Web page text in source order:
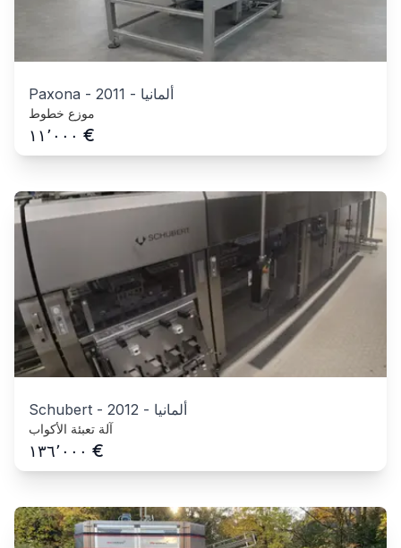
Paxona - 2011 - ألمانيا
موزع خطوط
١١٬٠٠٠ €
Schubert - 2012 - ألمانيا
آلة تعبئة الأكواب
١٣٦٬٠٠٠ €